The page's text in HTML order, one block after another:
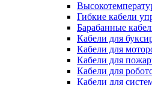
Гибкие кабели
Барабанные
Кабели для
Кабели для
Кабели для
Кабели для
Кабели для